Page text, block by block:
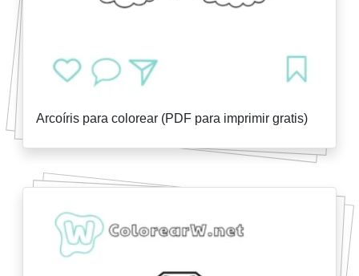
Arcoíris para colorear (PDF para imprimir gratis)